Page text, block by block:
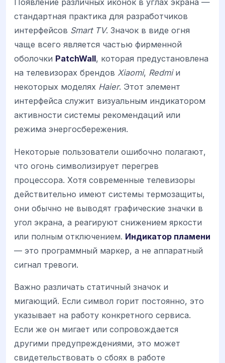
Появление различных иконок в углах экрана —
стандартная практика для разработчиков
интерфейсов Smart TV. Значок в виде огня
чаще всего является частью фирменной
оболочки PatchWall, которая предустановлена
на телевизорах брендов Xiaomi, Redmiи
некоторых моделях Haier. Этот элемент
интерфейса служит визуальным индикатором
активности системы рекомендаций или
режима энергосбережения.
Некоторые пользователи ошибочно полагают,
что огонь символизирует перегрев
процессора. Хотя современные телевизоры
действительно имеют системы термозащиты,
они обычно не выводят графические значки в
угол экрана, а реагируют снижением яркости
или полным отключением. Индикатор пламени
— это программный маркер, а не аппаратный
сигнал тревоги.
Важно различать статичный значок и
мигающий. Если символ горит постоянно, это
указывает на работу конкретного сервиса.
Если же он мигает или сопровождается
другими предупреждениями, это может
свидетельствовать о сбоях в работе